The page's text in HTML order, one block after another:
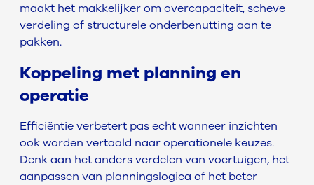
maakt het makkelijker om overcapaciteit, scheve
verdeling of structurele onderbenutting aan te
pakken.
Koppeling met planning en
operatie
Efficiëntie verbetert pas echt wanneer inzichten
ook worden vertaald naar operationele keuzes.
Denk aan het anders verdelen van voertuigen, het
aanpassen van planningslogica of het beter